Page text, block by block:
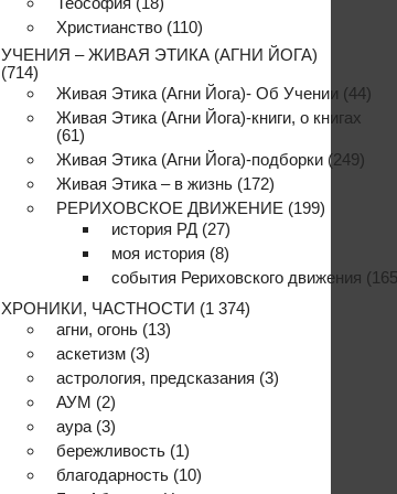
Христианство (110)
УЧЕНИЯ – ЖИВАЯ ЭТИКА (АГНИ ЙОГА)
(714)
Живая Этика (Агни Йога)- Об Учении (44)
Живая Этика (Агни Йога)-книги, о книгах
(61)
Живая Этика (Агни Йога)-подборки (249)
Живая Этика – в жизнь (172)
РЕРИХОВСКОЕ ДВИЖЕНИЕ (199)
история РД (27)
моя история (8)
события Рериховского движения
ХРОНИКИ, ЧАСТНОСТИ (1 374)
агни, огонь (13)
аскетизм (3)
астрология, предсказания (3)
АУМ (2)
аура (3)
бережливость (1)
благодарность (10)